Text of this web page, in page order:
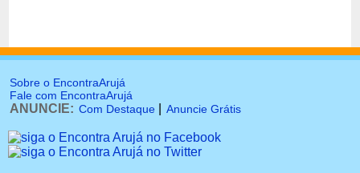
Sobre o EncontraArujá
Fale com EncontraArujá
ANUNCIE: Com Destaque Anuncie Grátis